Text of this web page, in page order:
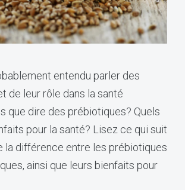
entendu parler des
de leur rôle dans la santé
que dire des prébiotiques? Quels
pour la santé? Lisez ce qui suit
la différence entre les prébiotiques
ainsi que leurs bienfaits pour